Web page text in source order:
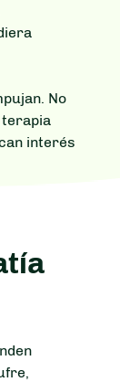
No
terapia
interés